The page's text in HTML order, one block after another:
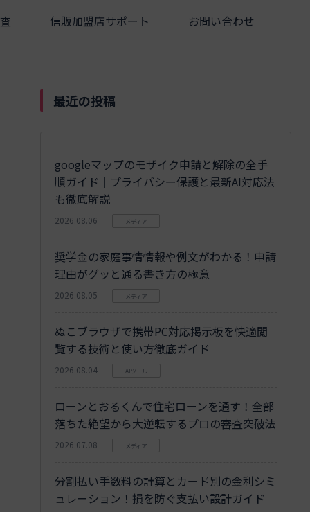
信販加盟店サポート お問い合わせ
最近の投稿
googleマップのモザイク申請と解除の全手
順ガイド｜プライバシー保護と最新AI対応法
も徹底解説
2026.08.06 メディア
奨学金の家庭事情情報や例文がわかる！申請
理由がグッと通る書き方の極意
2026.08.05 メディア
ぬこブラウザで携帯PC対応掲示板を快適閲
覧する技術と使い方徹底ガイド
2026.08.04 AIツール
ローンとおるくんで住宅ローンを通す！全部
落ちた絶望から大逆転するプロの審査突破法
2026.07.08 メディア
分割払い手数料の計算とカード別の金利シミ
ュレーション！損を防ぐ支払い設計ガイド